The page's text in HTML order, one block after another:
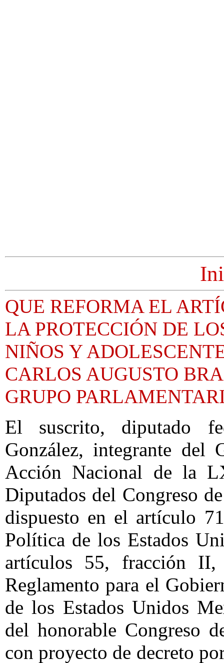
QUE REFORMA EL
LA PROTECCIÓN DE
NIÑOS Y
CARLOS AUGUSTO
GRUPO
El suscrito, diputado
González, integrante del
Acción Nacional de la
Diputados del Congreso
dispuesto en el artículo
Política de los Estados
artículos 55, fracción
Reglamento para el
de los Estados Unidos
del honorable Congreso
con proyecto de decreto